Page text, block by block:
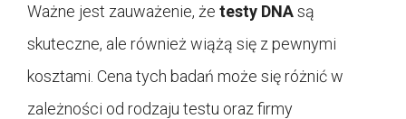
Ważne jest zauważenie, że testy DNAsą
skuteczne, ale również wiążą się z pewnymi
kosztami. Cena tych badań może się różnić w
zależności od rodzaju testu oraz firmy